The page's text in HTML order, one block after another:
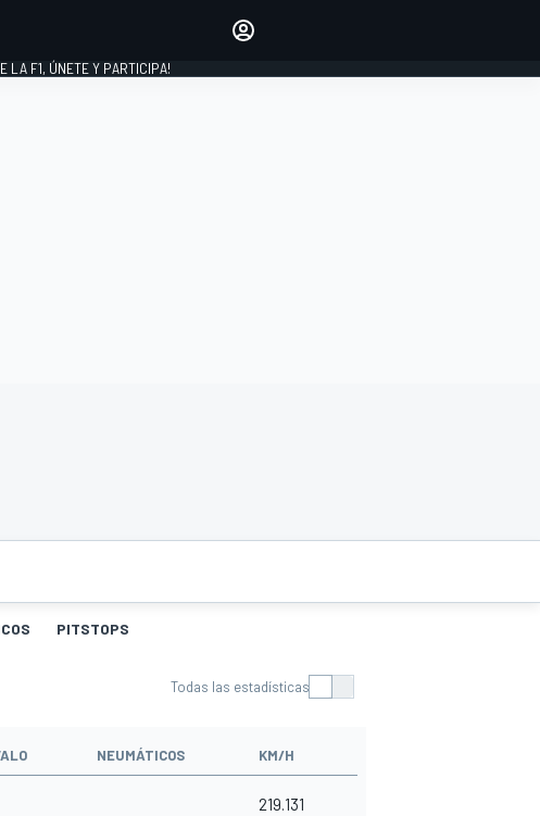
LA F1, ÚNETE Y PARTICIPA!
PITSTOPS
Todas las estadísticas
NEUMÁTICOS KM/H
219.131